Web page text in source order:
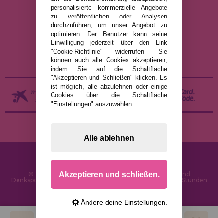
RECHTLICHE HINWEISE
DATENSCHUTZRICHTLINIE
COOKIE-RICHTLINIE
VERSAND UND RÜCKGABE
RÜCKGABE / WIDERRUF
© 2026 PuzzleLaden.de - Online-Shop für Puzzles und
Denksportaufgaben im Internet. Schnelle Lieferung in 24 Stunden
personalisierte kommerzielle Angebote
zu veröffentlichen oder Analysen
durchzuführen, um unser Angebot zu
optimieren. Der Benutzer kann seine
Einwilligung jederzeit über den Link
"Cookie-Richtlinie" widerrufen. Sie
können auch alle Cookies akzeptieren,
indem Sie auf die Schaltfläche
"Akzeptieren und Schließen" klicken. Es
ist möglich, alle abzulehnen oder einige
Cookies über die Schaltfläche
"Einstellungen" auszuwählen.
Alle ablehnen
Akzeptieren und schließen.
Ändere deine Einstellungen.